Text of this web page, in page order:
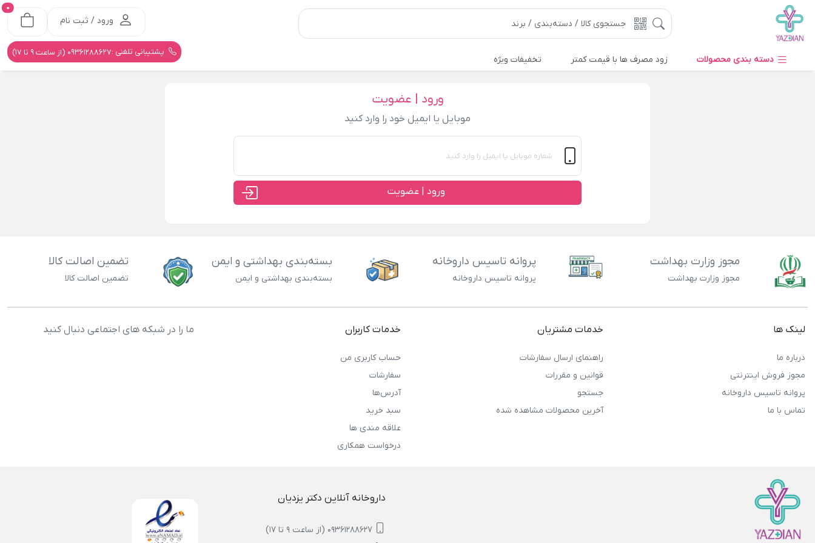
ورود / ثبت نام
0
پشتیبانی تلفنی :09361288627 (از ساعت 9 تا 17)
دسته بندی محصولات زود مصرف ها با قیمت کمتر تخفیفات ویژه
ورود | عضویت
موبایل یا ایمیل خود را وارد کنید
ورود | عضویت
مجوز وزارت بهداشت
مجوز وزارت بهداشت
پروانه تاسیس داروخانه
پروانه تاسیس داروخانه
بسته‌بندی بهداشتی و ایمن
بسته‌بندی بهداشتی و ایمن
تضمین اصالت کالا
تضمین اصالت کالا
لینک ها
درباره ما
مجوز فروش اینترنتی
پروانه تاسیس داروخانه
تماس با ما
خدمات مشتریان
راهنمای ارسال سفارشات
قوانین و مقررات
جستجو
آخرین محصولات مشاهده شده
خدمات کاربران
حساب کاربری من
سفارشات
آدرس‌ها
سبد خرید
علاقه مندی ها
درخواست همکاری
ما را در شبکه های اجتماعی دنبال کنید
داروخانه آنلاین دکتر یزدیان
09361288627 (از ساعت 9 تا 17)